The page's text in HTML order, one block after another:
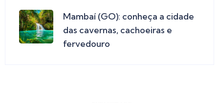
Mambaí (GO): conheça a cidade
das cavernas, cachoeiras e
fervedouro